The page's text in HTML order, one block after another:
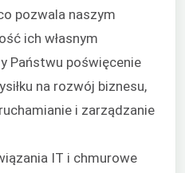
pozwala naszym
ich własnym
Państwu poświęcenie
na rozwój biznesu,
i zarządzanie
IT i chmurowe